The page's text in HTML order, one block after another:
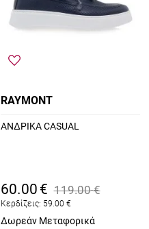
RAYMONT
ΑΝΔΡΙΚΑ CASUAL
60.00 € 119.00 €
Κερδίζεις: 59.00 €
Δωρεάν Μεταφορικά